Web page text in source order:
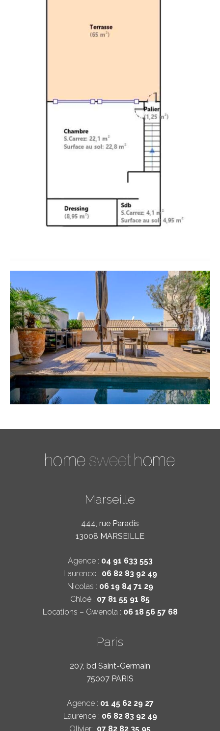
Marseille
444, rue Paradis
13008 MARSEILLE
Agence : 04 91 633 553
Laurence : 06 82 83 92 49
Nicolas : 06 19 84 71 29
Chloé : 07 81 55 91 85
Locations – Gwenola : 06 18 56 57 68
Paris
207, bd Saint-Germain
75007 PARIS
Agence : 01 45 62 29 27
Laurence : 06 82 83 92 49
Olivier: 07 82 82 35 95